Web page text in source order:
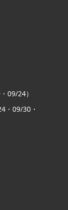
09/24）
・09/30・